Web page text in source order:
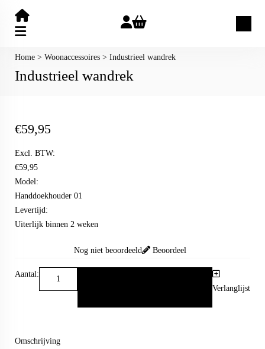
Home > Woonaccessoires > Industrieel wandrek
Industrieel wandrek
€59,95
Excl. BTW:
€59,95
Model:
Handdoekhouder 01
Levertijd:
Uiterlijk binnen 2 weken
Nog niet beoordeeld Beoordeel
Aantal:
Verlanglijst
Omschrijving